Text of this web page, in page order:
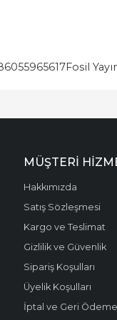
Fosil
MÜŞTERI
Hakkımızda
Satış Sözleşmesi
Kargo ve Teslimat
Gizlilik ve Güvenlik
Sipariş Koşulları
Üyelik Koşulları
İptal ve Geri Ödeme